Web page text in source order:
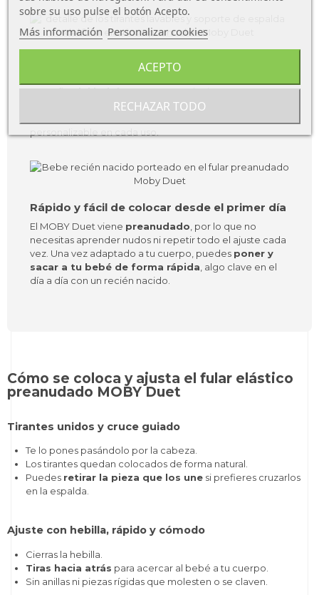
tamaño del bebéy a tu cuerpo. El asiento es
regulable y los tirantes pueden colocarse
Rápido y fácil de colocar desde el primer día
El MOBY Duet viene preanudado , por lo que no
necesitas aprender nudos ni repetir todo el ajuste cada
vez. Una vez adaptado a tu cuerpo, puedes poner y
sacar a tu bebé de forma rápida , algo clave en el
día a día con un recién nacido.
Cómo se coloca y ajusta el fular elástico
preanudado MOBY Duet
Tirantes unidos y cruce guiado
Te lo pones pasándolo por la cabeza.
Los tirantes quedan colocados de forma natural.
Puedes retirar la pieza que los une si prefieres cruzarlos
en la espalda.
Ajuste con hebilla, rápido y cómodo
Cierras la hebilla.
Tiras hacia atrás para acercar al bebé a tu cuerpo.
Sin anillas ni piezas rígidas que molesten o se claven.
sobre su uso pulse el botón Acepto.
Más información Personalizar cookies
RECHAZAR TODO
ACEPTO